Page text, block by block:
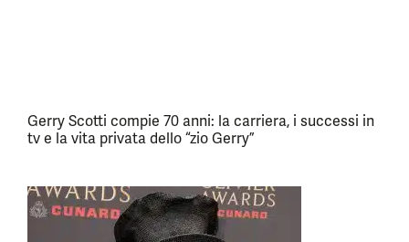
Gerry Scotti compie 70 anni: la carriera, i successi in
tv e la vita privata dello “zio Gerry”